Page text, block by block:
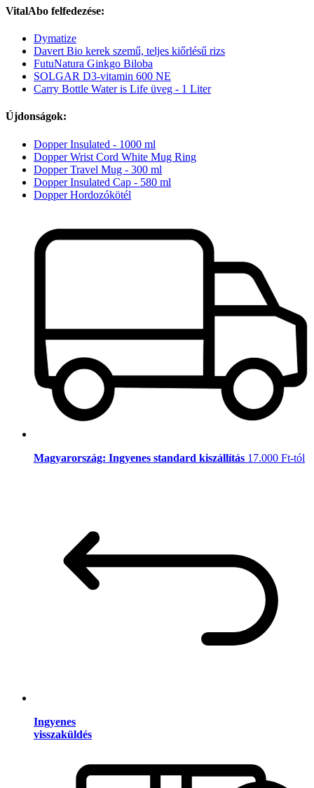
VitalAbo felfedezése:
Dymatize
Davert Bio kerek szemű, teljes kiőrlésű rizs
FutuNatura Ginkgo Biloba
SOLGAR D3-vitamin 600 NE
Carry Bottle Water is Life üveg - 1 Liter
Újdonságok:
Dopper Insulated - 1000 ml
Dopper Wrist Cord White Mug Ring
Dopper Travel Mug - 300 ml
Dopper Insulated Cap - 580 ml
Dopper Hordozókötél
Magyarország: Ingyenes standard kiszállítás 17.000 Ft-tól
Ingyenes
visszaküldés